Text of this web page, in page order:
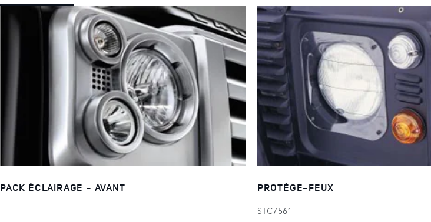
PACK ÉCLAIRAGE - AVANT PROTÈGE-FEUX
STC7561